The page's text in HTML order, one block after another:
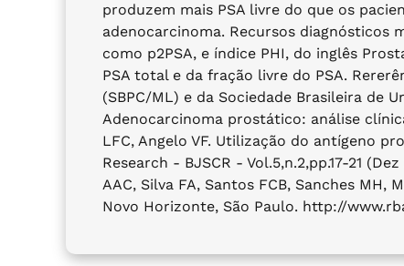
produzem mais PSA livre do que os
adenocarcinoma. Recursos diagnósticos
como p2PSA, e índice PHI, do inglês
PSA total e da fração livre do PSA.
(SBPC/ML) e da Sociedade Brasileira de
Adenocarcinoma prostático: análise
LFC, Angelo VF. Utilização do antígeno
Research - BJSCR - Vol.5,n.2,pp.17-21
AAC, Silva FA, Santos FCB, Sanches
Novo Horizonte, São Paulo. http://